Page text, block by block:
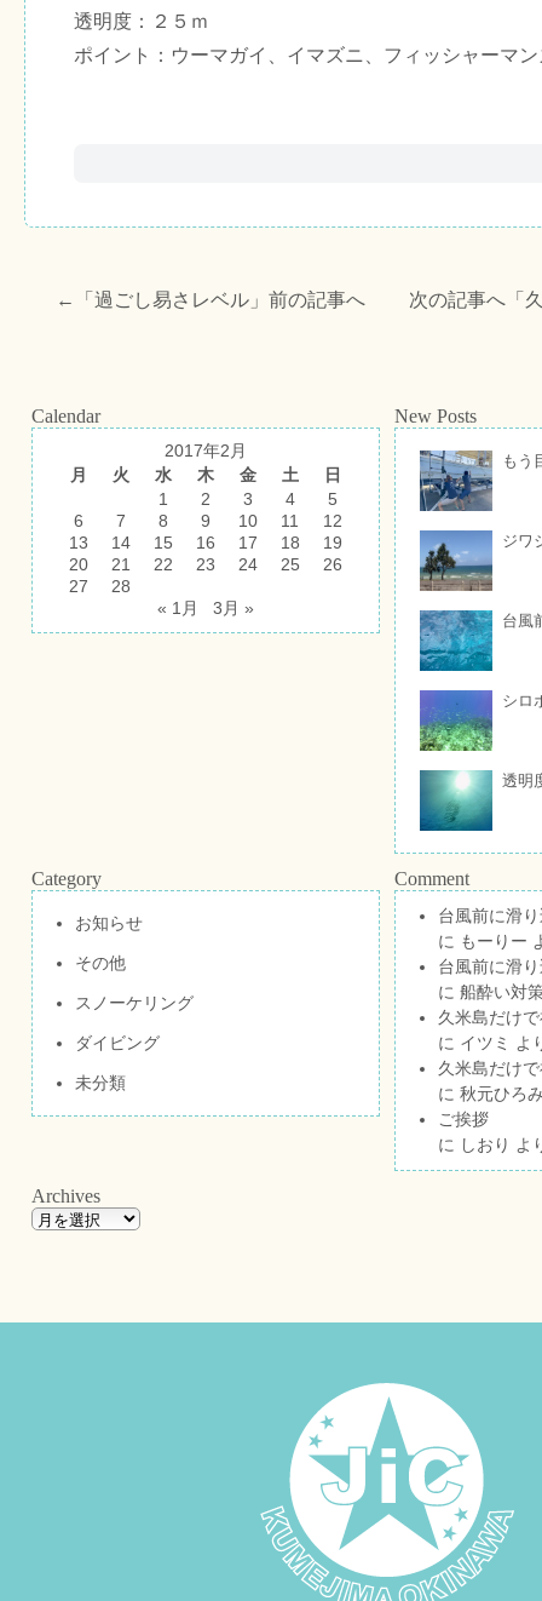
透明度：２５ｍ
ポイント：ウーマガイ、イマズニ、フィッシャーマ
←「 過ごし易さレベル 」前の記事へ 次の記事へ「
Calendar
2017年2月
月
火 水 木 金 土
日
1
2 3 4
5
6
7 8 9 10 11
12
13
14 15 16 17 18
19
20
21 22 23 24 25
26
27
28
« 1月
3月 »
New Posts
もう
ジワ
台風
シロ
透明
Category
お知らせ
その他
スノーケリング
ダイビング
未分類
Comment
台風前に滑
に もーりー
台風前に滑
に 船酔い対
久米島だけ
に イツミ
よ
久米島だけ
に 秋元ひろ
ご挨拶
に しおり よ
Archives